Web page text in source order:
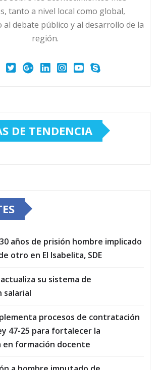
tanto a nivel local como global,
debate público y al desarrollo de la
región.
DE TENDENCIA
años de prisión hombre implicado
otro en El Isabelita, SDE
su sistema de
salarial
procesos de contratación
47-25 para fortalecer la
en formación docente